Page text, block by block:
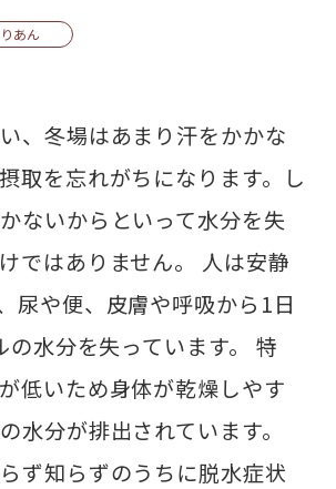
りあん
、冬場はあまり汗をかかな
取を忘れがちになります。し
ないからといって水分を失
ではありません。 人は安静
尿や便、皮膚や呼吸から1日
水分を失っています。 特
低いため身体が乾燥しやす
水分が排出されています。
ず知らずのうちに脱水症状